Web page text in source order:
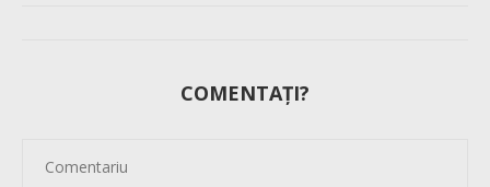
COMENTAȚI?